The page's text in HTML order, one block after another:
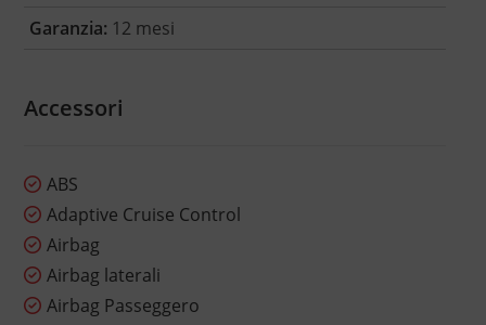
Garanzia: 12 mesi
Accessori
ABS
Adaptive Cruise Control
Airbag
Airbag laterali
Airbag Passeggero